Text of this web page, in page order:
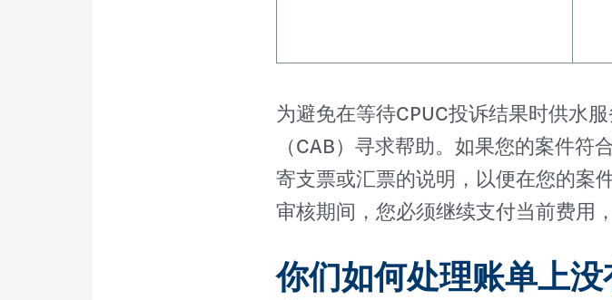
为避免在等待CPUC投诉结果时供水
（CAB）寻求帮助。如果您的案件
寄支票或汇票的说明，以便在您的案
审核期间，您必须继续支付当前费用
你们如何处理账单上